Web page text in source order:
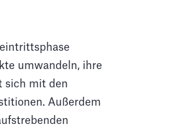
umwandeln, ihre
sich mit den
Außerdem